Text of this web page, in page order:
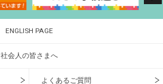
ENGLISH PAGE
社会人の皆さまへ
よくあるご質問